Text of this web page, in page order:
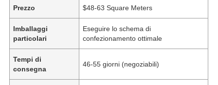
Prezzo $48-63 Square Meters
Imballaggi
particolari
Eseguire lo schema di
confezionamento ottimale
Tempi di
consegna
46-55 giorni (negoziabili)